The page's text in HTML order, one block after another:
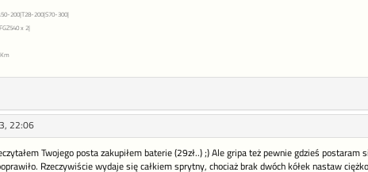
200|T28-200|S70-300|
x 2|
22:06
Twojego posta zakupiłem baterie (29zł..) ;) Ale gripa też pewnie gdzieś postaram
Rzeczywiście wydaje się całkiem sprytny, chociaż brak dwóch kółek nastaw